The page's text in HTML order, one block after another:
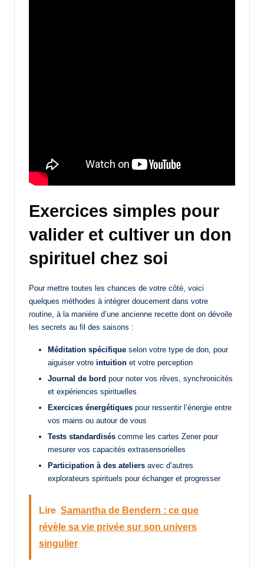
Exercices simples pour
valider et cultiver un don
spirituel chez soi
Pour mettre toutes les chances de votre côté, voici
quelques méthodes à intégrer doucement dans votre
routine, à la manière d’une ancienne recette dont on dévoile
les secrets au fil des saisons :
Méditation spécifique selon votre type de don, pour
aiguiser votre intuition et votre perception
Journal de bord pour noter vos rêves, synchronicités
et expériences spirituelles
Exercices énergétiques pour ressentir l’énergie entre
vos mains ou autour de vous
Tests standardisés comme les cartes Zener pour
mesurer vos capacités extrasensorielles
Participation à des ateliers avec d’autres
explorateurs spirituels pour échanger et progresser
Lire Samantha de Bendern : ce que
révèle sa vie privée sur son univers
singulier